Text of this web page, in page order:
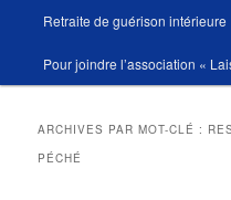
Retraite de guérison intérieure
Pour joindre l’association «
ARCHIVES PAR MOT-CLÉ :
PÉCHÉ